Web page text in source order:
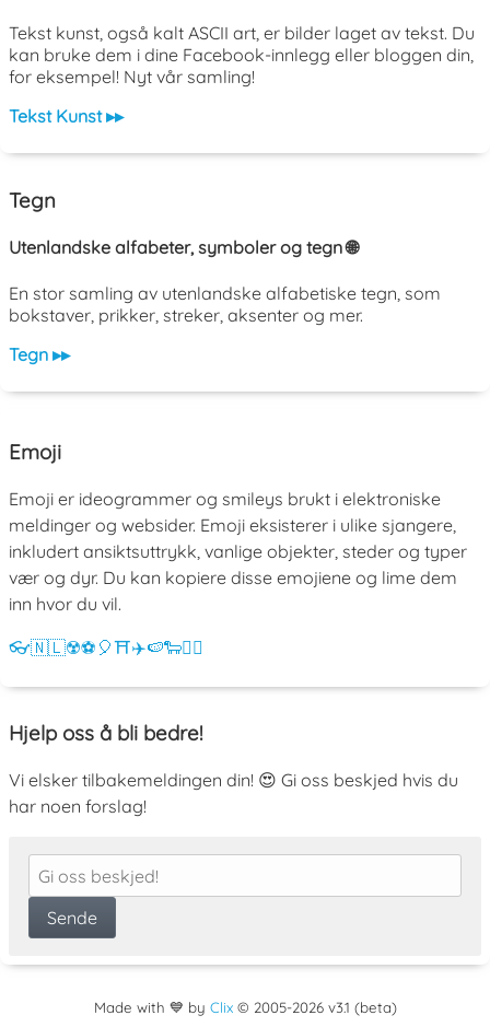
Tekst kunst, også kalt ASCII art, er bilder laget av tekst. Du
kan bruke dem i dine Facebook-innlegg eller bloggen din,
for eksempel! Nyt vår samling!
Tekst Kunst ▸▸
Tegn
Utenlandske alfabeter, symboler og tegn 🌐
En stor samling av utenlandske alfabetiske tegn, som
bokstaver, prikker, streker, aksenter og mer.
Tegn ▸▸
Emoji
Emoji er ideogrammer og smileys brukt i elektroniske
meldinger og websider. Emoji eksisterer i ulike sjangere,
inkludert ansiktsuttrykk, vanlige objekter, steder og typer
vær og dyr. Du kan kopiere disse emojiene og lime dem
inn hvor du vil.
👓🇳🇱☢️⚽ 🎈⛩️✈️🍉🐑💁‍♀️
Hjelp oss å bli bedre!
Vi elsker tilbakemeldingen din! 😍 Gi oss beskjed hvis du
har noen forslag!
Made with 💙 by Clix© 2005-2026 v3.1 (beta)